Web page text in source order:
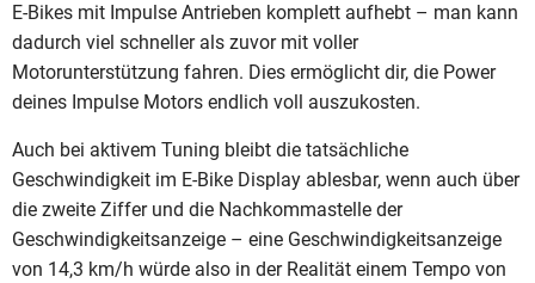
E-Bikes mit Impulse Antrieben komplett aufhebt – man kann
dadurch viel schneller als zuvor mit voller
Motorunterstützung fahren. Dies ermöglicht dir, die Power
deines Impulse Motors endlich voll auszukosten.
Auch bei aktivem Tuning bleibt die tatsächliche
Geschwindigkeit im E-Bike Display ablesbar, wenn auch über
die zweite Ziffer und die Nachkommastelle der
Geschwindigkeitsanzeige – eine Geschwindigkeitsanzeige
von 14,3 km/h würde also in der Realität einem Tempo von